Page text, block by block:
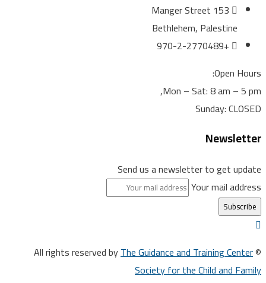
153 Manger Street
Bethlehem, Palestine
+970-2-2770489
Open Hours:
Mon – Sat: 8 am – 5 pm,
Sunday: CLOSED
Newsletter
Send us a newsletter to get update
Your mail address
© All rights reserved by
The Guidance and Training Center
Society for the Child and Family